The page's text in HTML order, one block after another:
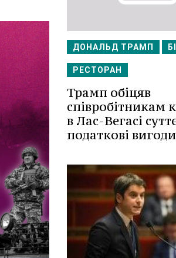
ДОНАЛЬД ТРАМП
РЕСТОРАН
Трамп обіцяв
співробітникам
в Лас-Вегасі
податкові